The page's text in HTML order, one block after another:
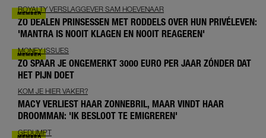
ROYALTY VERSLAGGEVER SAM HOEVENAAR
ZO DEALEN PRINSESSEN MET RODDELS OVER HUN PRIVÉLEVEN:
'MANTRA IS NOOIT KLAGEN EN NOOIT REAGEREN'
MONEY ISSUES
ZO SPAAR JE ONGEMERKT 3000 EURO PER JAAR ZÓNDER DAT
HET PIJN DOET
KOM JE HIER VAKER?
MACY VERLIEST HAAR ZONNEBRIL, MAAR VINDT HAAR
DROOMMAN: 'IK BESLOOT TE EMIGREREN'
GEDUMPT